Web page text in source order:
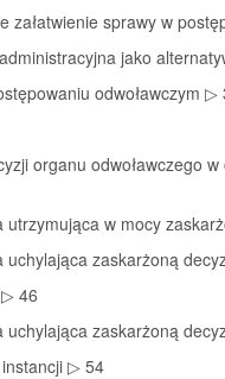
załatwienie sprawy w
jako
odwoławczym ▷
organu odwoławczego
utrzymująca w mocy
uchylająca zaskarżoną
46
uchylająca zaskarżoną
▷ 54